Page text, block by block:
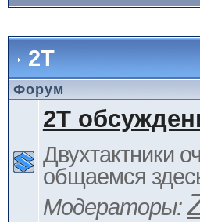
2Т
Форум
2Т
Двухтактники
общаемся
Модераторы: